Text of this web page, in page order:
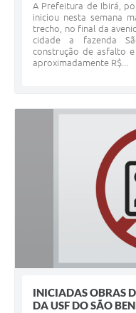
A Prefeitura de Ibirá,
iniciou nesta semana
trecho, no final da
cidade a fazenda
construção de asfalto
aproximadamente R$...
INICIADAS OBRAS
DA USF DO SÃO